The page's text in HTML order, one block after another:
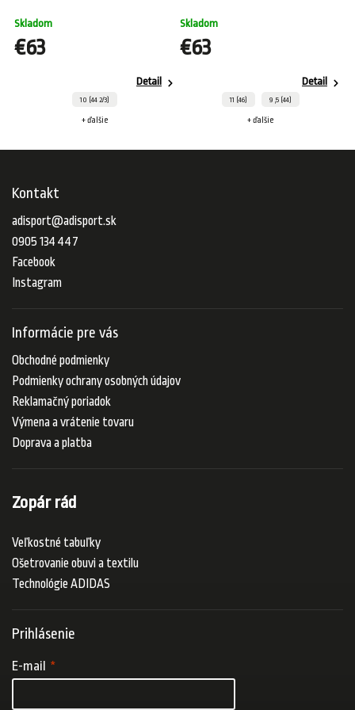
Skladom
€63
Detail
10 (44 2/3)
+ ďalšie
Skladom
€63
Detail
11 (46) 9 ,5 (44)
+ ďalšie
Kontakt
adisport@adisport.sk
0905 134 447
Facebook
Instagram
Informácie pre vás
Obchodné podmienky
Podmienky ochrany osobných údajov
Reklamačný poriadok
Výmena a vrátenie tovaru
Doprava a platba
Zopár rád
Veľkostné tabuľky
Ošetrovanie obuvi a textilu
Technológie ADIDAS
Prihlásenie
E-mail